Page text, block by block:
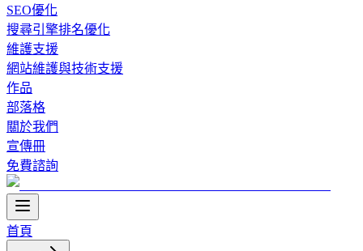
SEO優化
搜尋引擎排名優化
維護支援
網站維護與技術支援
作品
部落格
關於我們
宣傳冊
免費諮詢
首頁